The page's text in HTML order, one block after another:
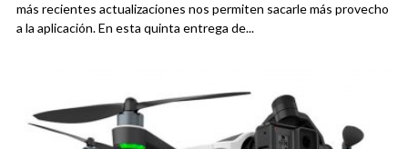
más recientes actualizaciones nos permiten sacarle más provecho
a la aplicación. En esta quinta entrega de...